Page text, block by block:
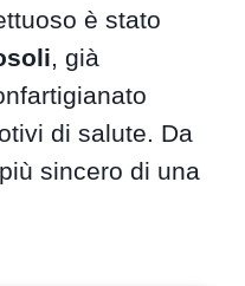
è stato
, già
di salute. Da
sincero di una